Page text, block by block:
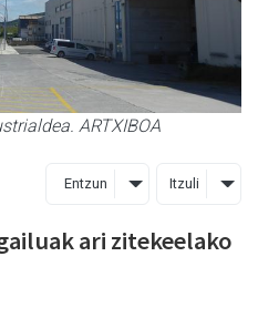
ARTXIBOA
Entzun Itzuli
ari zitekeelako